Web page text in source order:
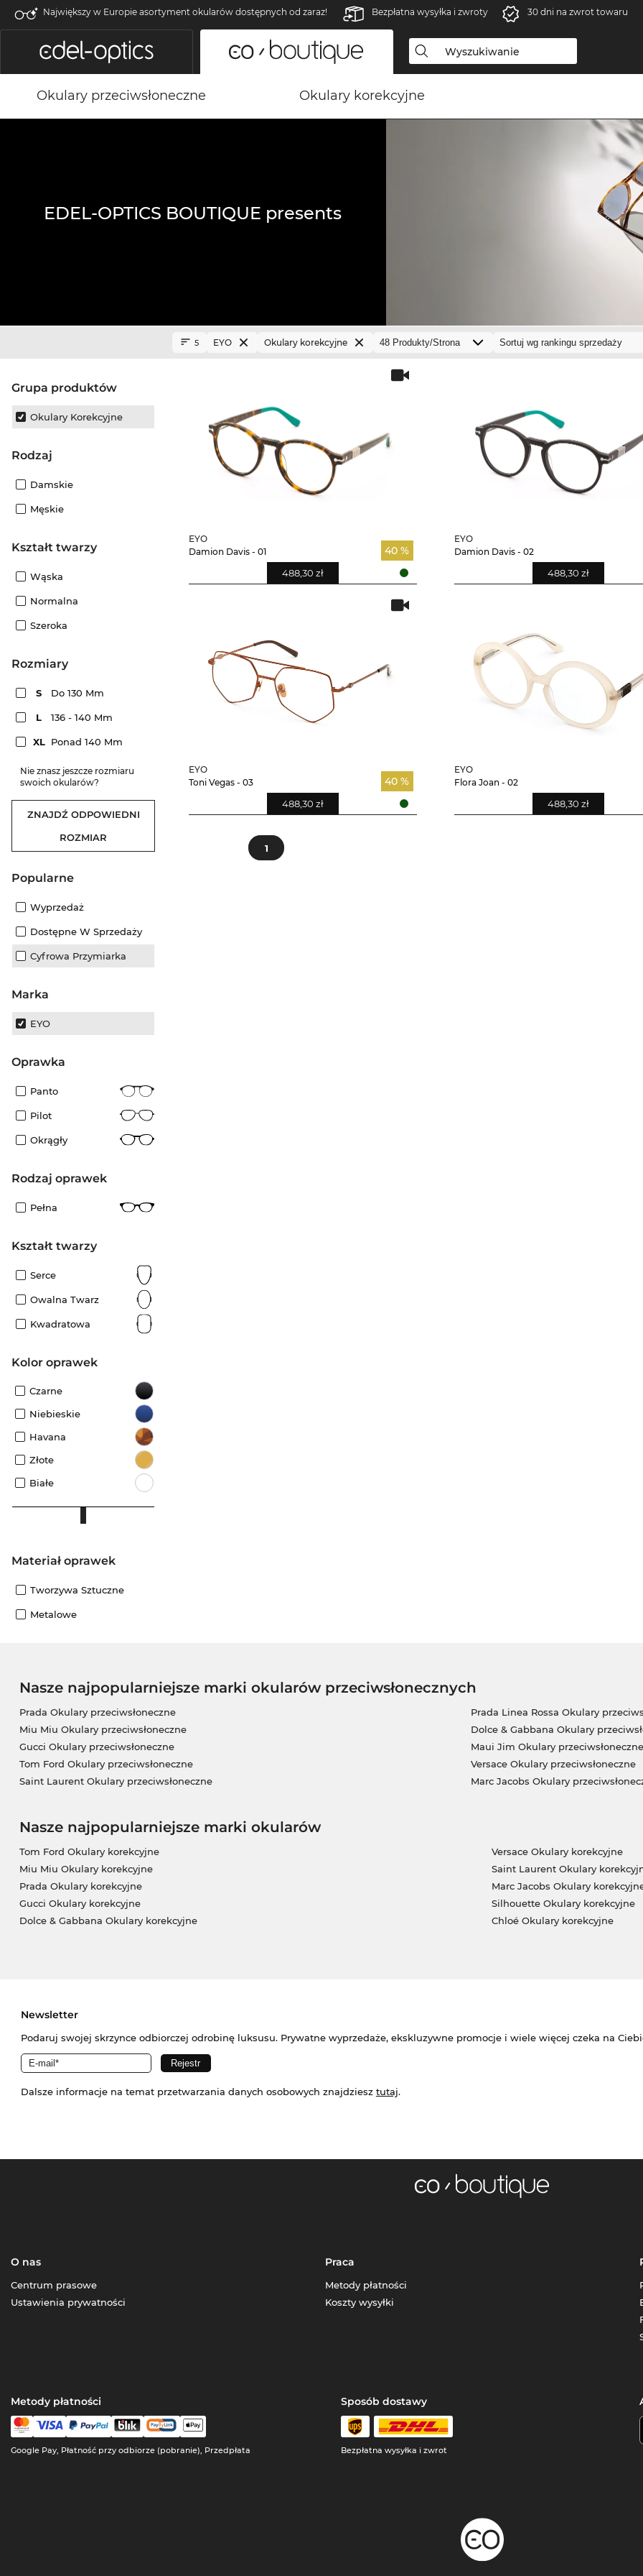
Największy w Europie asortyment okularów dostępnych od zaraz! Bezpłatna wysyłka i zwroty 30 dni na zwrot towaru
Okulary przeciwsłoneczne Okulary korekcyjne
EDEL-OPTICS BOUTIQUE presents
grupa produktów
Okulary Korekcyjne
Rodzaj
Damskie
Męskie
Kształt twarzy
Wąska
Normalna
Szeroka
rozmiary
S Do 130 Mm
L 136 - 140 Mm
XL Ponad 140 Mm
Nie znasz jeszcze rozmiaru
swoich okularów?
ZNAJDŹ ODPOWIEDNI
ROZMIAR
Popularne
Wyprzedaż
Dostępne W Sprzedaży
Cyfrowa Przymiarka
Marka
EYO
oprawka
Panto
Pilot
Okrągły
rodzaj oprawek
Pełna
kształt twarzy
Serce
Owalna Twarz
Kwadratowa
kolor oprawek
Czarne
Niebieskie
Havana
Złote
Białe
Materiał oprawek
Tworzywa Sztuczne
Metalowe
5 EYO Okulary korekcyjne
EYO
Damion Davis - 01
40 %
488,30 zł
EYO
Damion Davis - 02
488,30 zł
EYO
Toni Vegas - 03
40 %
488,30 zł
EYO
Flora Joan - 02
488,30 zł
1
Nasze najpopularniejsze marki okularów przeciwsłonecznych
Prada Okulary przeciwsłoneczne
Miu Miu Okulary przeciwsłoneczne
Gucci Okulary przeciwsłoneczne
Tom Ford Okulary przeciwsłoneczne
Saint Laurent Okulary przeciwsłoneczne
Prada Linea Rossa Okulary
Dolce & Gabbana Okulary
Maui Jim Okulary przeciwsłoneczne
Versace Okulary przeciwsłoneczne
Marc Jacobs Okulary
Nasze najpopularniejsze marki okularów
Tom Ford Okulary korekcyjne
Miu Miu Okulary korekcyjne
Prada Okulary korekcyjne
Gucci Okulary korekcyjne
Dolce & Gabbana Okulary korekcyjne
Versace Okulary korekcyjne
Saint Laurent Okulary
Marc Jacobs Okulary
Silhouette Okulary korekcyjne
Chloé Okulary korekcyjne
Newsletter
Podaruj swojej skrzynce odbiorczej odrobinę luksusu. Prywatne wyprzedaże, ekskluzywne promocje i wiele więcej czeka na
Dalsze informacje na temat przetwarzania danych osobowych znajdziesz tutaj.
O nas
Centrum prasowe
Ustawienia prywatności
Praca
Metody płatności
Koszty wysyłki
Metody płatności
Google Pay, Płatność przy odbiorze (pobranie), Przedpłata
Sposób dostawy
Bezpłatna wysyłka i zwrot